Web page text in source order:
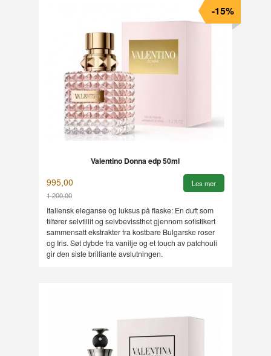
Valentino Donna edp 50ml
995,00
1 200,00
Rabatt
-15%
Les mer
Italiensk eleganse og luksus på flaske: En duft som
tilfører selvtillit og selvbevissthet gjennom sofistikert
sammensatt ekstrakter fra kostbare Bulgarske roser
og Iris. Søt dybde fra vanilje og et touch av patchouli
gir den siste brilliante avslutningen.